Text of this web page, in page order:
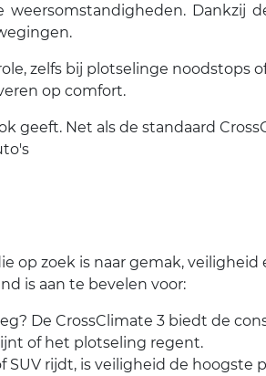
Dankzij
zelfs bij plotselinge noodstops
op comfort.
Net als de standaard
op zoek is naar gemak,
is aan te bevelen voor:
De CrossClimate 3 biedt de
of het plotseling regent.
rijdt, is veiligheid de hoogste